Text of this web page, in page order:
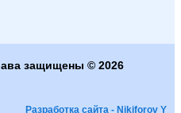
защищены © 2026
Разработка сайта - Nikiforov Y